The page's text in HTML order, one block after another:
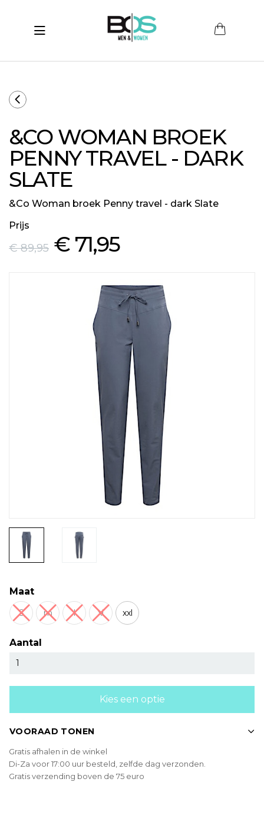
(Men)
(Sale)
Toggle navigation
&CO WOMAN BROEK
PENNY TRAVEL - DARK
SLATE
&Co Woman broek Penny travel - dark Slate
Prijs
€ 89,95 € 71,95
Maat
S m l xl xxl
Aantal
Kies een optie
VOORAAD TONEN
Gratis afhalen in de winkel
Di-Za voor 17:00 uur besteld, zelfde dag verzonden.
Gratis verzending boven de 75 euro